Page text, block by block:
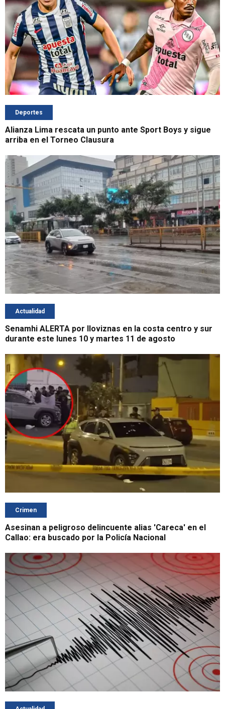
Deportes
Alianza Lima rescata un punto ante Sport Boys y sigue
arriba en el Torneo Clausura
Actualidad
Senamhi ALERTA por lloviznas en la costa centro y sur
durante este lunes 10 y martes 11 de agosto
Crimen
Asesinan a peligroso delincuente alias 'Careca' en el
Callao: era buscado por la Policía Nacional